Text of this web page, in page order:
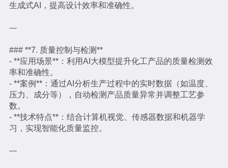
生成式AI，提高设计效率和准确性。
---
### **7. 质量控制与检测**
- **应用场景**：利用AI大模型提升化工产品的质量检测效
率和准确性。
- **案例**：通过AI分析生产过程中的实时数据（如温度、
压力、成分等），自动检测产品质量异常并调整工艺参
数。
- **技术特点**：结合计算机视觉、传感器数据和机器学
习，实现智能化质量监控。
---